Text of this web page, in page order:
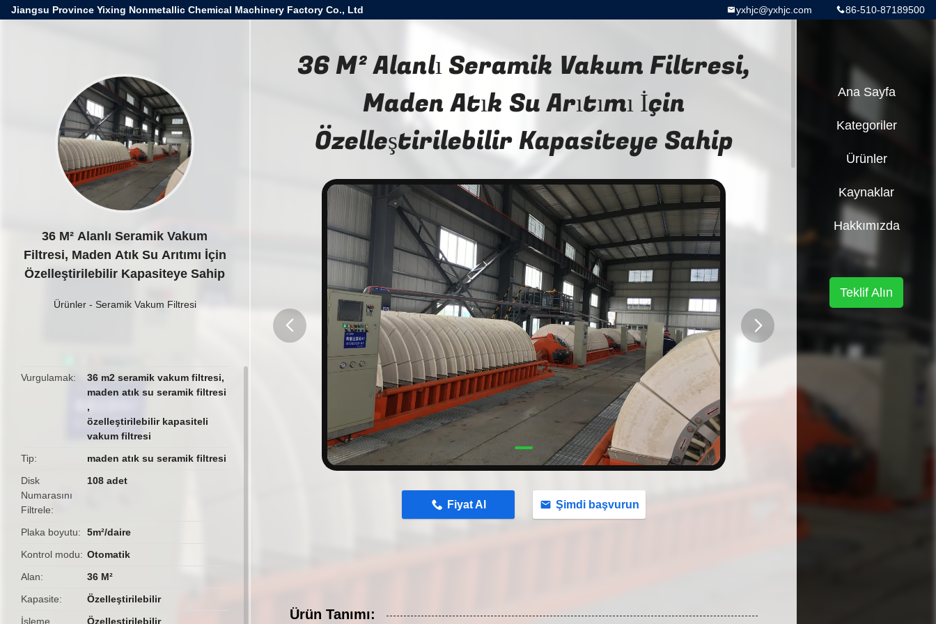
Jiangsu Province Yixing Nonmetallic Chemical Machinery Factory Co., Ltd 86-510-87189500
yxhjc@yxhjc.com
36 M² Alanlı Seramik Vakum
Filtresi, Maden Atık Su Arıtımı İçin
Özelleştirilebilir Kapasiteye Sahip
Ürünler- Seramik Vakum Filtresi
Vurgulamak 36 m2 seramik vakum filtresi,
maden atık su seramik filtresi
,
özelleştirilebilir kapasiteli
vakum filtresi
Tip
maden atık su seramik filtresi
Disk
Numarasını
Filtrele
108 adet
Plaka boyutu
5m²/daire
Kontrol modu
Otomatik
Alan
36 M²
Kapasite
Özelleştirilebilir
İşleme
Özelleştirilebilir
36 M² Alanlı Seramik Vakum Filtresi,
Maden Atık Su Arıtımı İçin
Özelleştirilebilir Kapasiteye Sahip
button
Fiyat Al Şimdi başvurun
Ürün Tanımı:
Ana Sayfa
Kategoriler
Ürünler
Kaynaklar
Hakkımızda
Teklif Alın